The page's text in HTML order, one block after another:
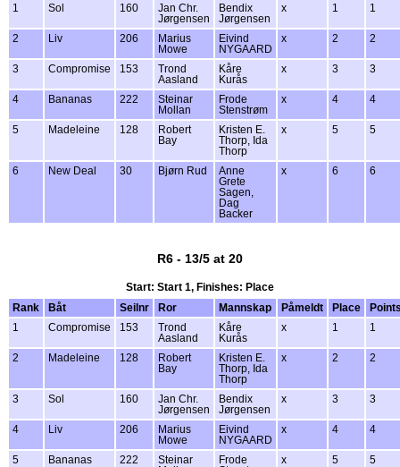
1
Sol 160
Jan Chr.
Jørgensen
Bendix
Jørgensen
x 1 1
2 Liv 206
Marius
Mowe
Eivind
NYGAARD
x 2 2
3 Compromise 153
Trond
Aasland
Kåre
Kurås
x 3 3
4 Bananas 222
Steinar
Mollan
Frode
Stenstrøm
x 4 4
5 Madeleine 128
Robert
Bay
Kristen E.
Thorp, Ida
Thorp
x 5 5
6 New Deal 30 Bjørn Rud
Anne
Grete
Sagen,
Dag
Backer
x 6 6
R6 - 13/5 at 20
Start: Start 1, Finishes: Place
Rank
Båt Seilnr Ror Mannskap Påmeldt Place
1
Compromise 153
Trond
Aasland
Kåre
Kurås
x 1 1
2 Madeleine 128
Robert
Bay
Kristen E.
Thorp, Ida
Thorp
x 2 2
3 Sol 160
Jan Chr.
Jørgensen
Bendix
Jørgensen
x 3 3
4 Liv 206
Marius
Mowe
Eivind
NYGAARD
x 4 4
5 Bananas 222
Steinar
Frode
x 5 5